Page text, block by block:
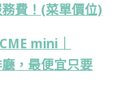
費！(菜單價位)
mini｜
，最便宜只要